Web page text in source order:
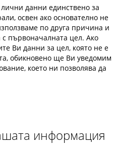
данни единствено за
освен ако основателно не
по друга причина и
първоначалната цел. Ако
Ви данни за цел, която не е
обикновено ще Ви уведомим
което ни позволява да
информация